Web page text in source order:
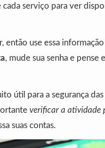
cada serviço para ver
então use essa
, mude sua senha e pense
útil para a segurança
verificar a atividade
suas contas.